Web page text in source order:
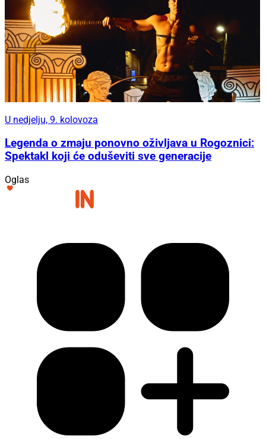
U nedjelju, 9. kolovoza
Legenda o zmaju ponovno oživljava u Rogoznici:
Spektakl koji će oduševiti sve generacije
Oglas